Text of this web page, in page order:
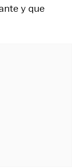
y que